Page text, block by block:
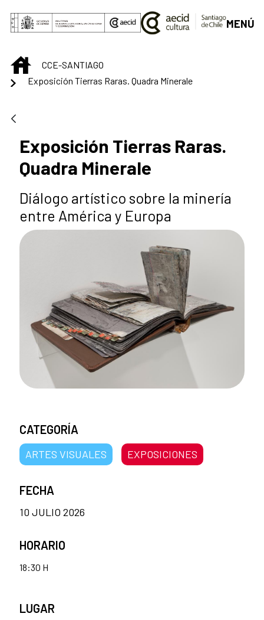
Saltar al contenido principal
MENÚ
INICIOCCE-SANTIAGO
Exposición Tierras Raras. Quadra Minerale
Exposición Tierras Raras.
Quadra Minerale
Diálogo artístico sobre la minería
entre América y Europa
CATEGORÍA
ARTES VISUALES EXPOSICIONES
FECHA
10 JULIO 2026
HORARIO
18:30 H
LUGAR